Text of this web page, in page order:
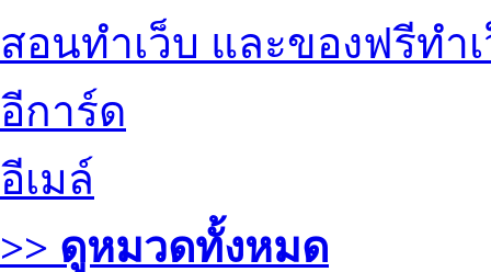
สอนทำเว็บ และของฟรีทำ
อีการ์ด
อีเมล์
>> ดูหมวดทั้งหมด